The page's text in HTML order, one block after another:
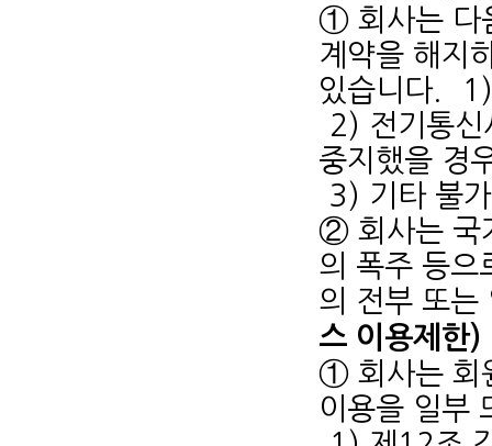
① 회사는 다
계약을 해지
있습니다.
2) 전기통신
중지했을 경
3) 기타 불
② 회사는 국
의 폭주 등으
의 전부 또는
스 이용제한)
① 회사는 회
이용을 일부